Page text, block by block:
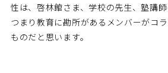
性は、啓林館さま、学校の先生、塾講師
つまり教育に勘所があるメンバーがコ
ものだと思います。